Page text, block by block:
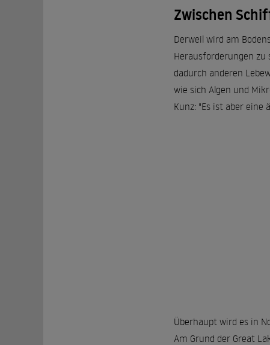
Zwischen
Derweil wird am
Herausforderungen zu
dadurch anderen
wie sich Algen und
Kunz: "Es ist aber eine
Überhaupt wird es in
Am Grund der Great